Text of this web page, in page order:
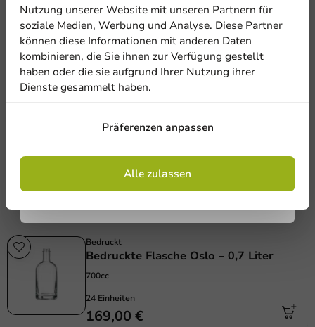
750cc
36 Einheiten
485,00 €
Bedruckte Oslo Flasche – 1 Liter
24 Einheiten
Bedruckt
Bedruckte Flasche Oslo – 0,7 Liter
700cc
24 Einheiten
169,00 €
Nutzung unserer Website mit unseren Partnern für
soziale Medien, Werbung und Analyse. Diese Partner
können diese Informationen mit anderen Daten
kombinieren, die Sie ihnen zur Verfügung gestellt
haben oder die sie aufgrund Ihrer Nutzung ihrer
Dienste gesammelt haben.
Präferenzen anpassen
Alle zulassen
Abonnieren Sie unseren
Newsletter!
denAllgemeinen Geschäftsbedingungen
einverstanden
Datenschutzrichtlinie.